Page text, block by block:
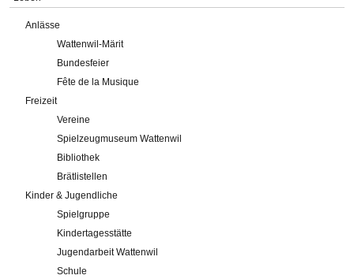
Anlässe
Wattenwil-Märit
Bundesfeier
Fête de la Musique
Freizeit
Vereine
Spielzeugmuseum Wattenwil
Bibliothek
Brätlistellen
Kinder & Jugendliche
Spielgruppe
Kindertagesstätte
Jugendarbeit Wattenwil
Schule